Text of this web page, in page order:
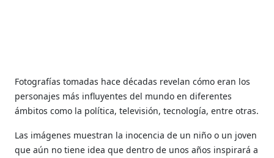
Fotografías tomadas hace décadas revelan cómo eran los
personajes más influyentes del mundo en diferentes
ámbitos como la política, televisión, tecnología, entre otras.
Las imágenes muestran la inocencia de un niño o un joven
que aún no tiene idea que dentro de unos años inspirará a